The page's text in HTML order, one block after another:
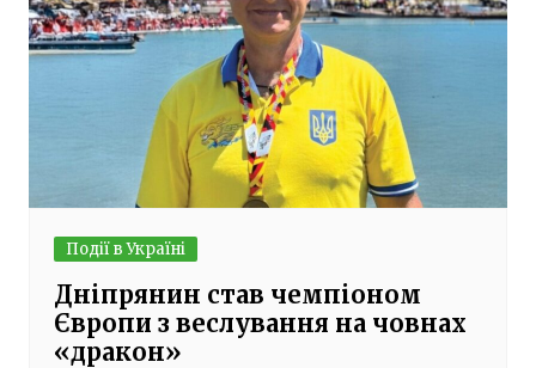
Події в Україні
Дніпрянин став чемпіоном
Європи з веслування на човнах
«дракон»